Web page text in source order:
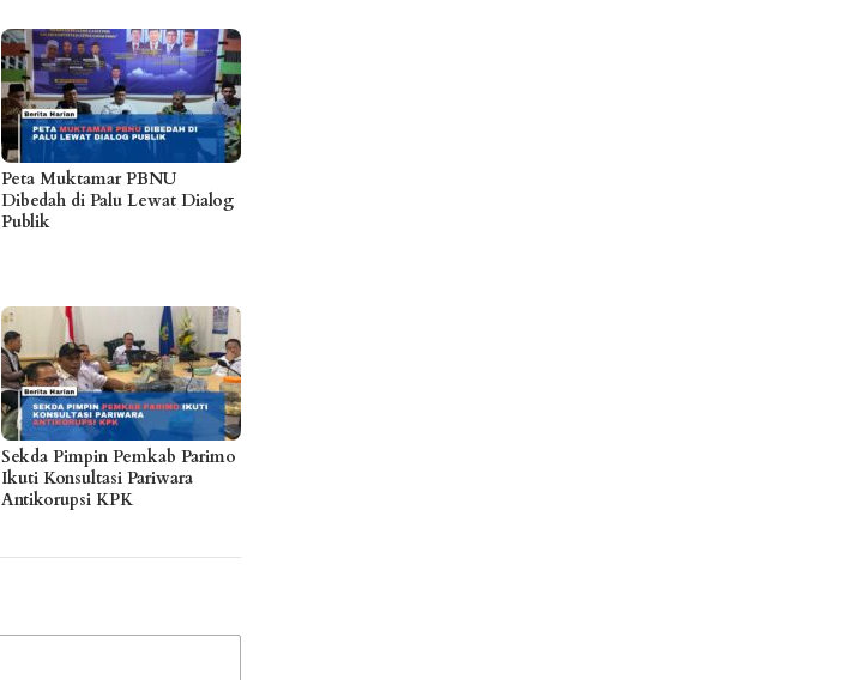
Peta Muktamar PBNU
Dibedah di Palu Lewat Dialog
Publik
Sekda Pimpin Pemkab Parimo
Ikuti Konsultasi Pariwara
Antikorupsi KPK